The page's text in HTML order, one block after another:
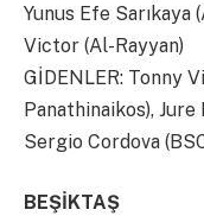
Yunus Efe Sarıkaya
Victor (Al-Rayyan)
GİDENLER: Tonny
Panathinaikos),
Sergio Cordova
BEŞİKTAŞ